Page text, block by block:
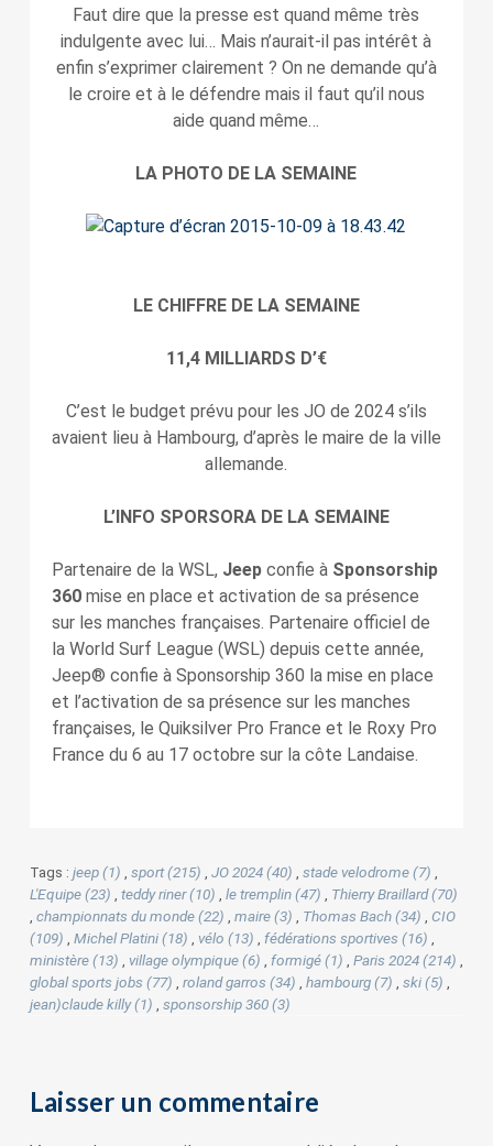
Faut dire que la presse est quand même très
indulgente avec lui… Mais n’aurait-il pas intérêt à
enfin s’exprimer clairement ? On ne demande qu’à
le croire et à le défendre mais il faut qu’il nous
aide quand même…
LA PHOTO DE LA SEMAINE
LE CHIFFRE DE LA SEMAINE
11,4 MILLIARDS D’€
C’est le budget prévu pour les JO de 2024 s’ils
avaient lieu à Hambourg, d’après le maire de la ville
allemande.
L’INFO SPORSORA DE LA SEMAINE
Partenaire de la WSL, Jeepconfie àSponsorship
360mise en place et activation de sa présence
sur les manches françaises. Partenaire officiel de
la World Surf League (WSL) depuis cette année,
Jeep® confie à Sponsorship 360 la mise en place
et l’activation de sa présence sur les manches
françaises, le Quiksilver Pro France et le Roxy Pro
France du 6 au 17 octobre sur la côte Landaise.
Tags : jeep (1) sport (215) JO 2024 (40) stade velodrome (7)
L'Equipe (23)
teddy riner (10) le tremplin (47)
Thierry Braillard (70)
championnats du monde (22) maire (3) Thomas Bach (34)
CIO
(109)
Michel Platini (18) vélo (13) fédérations sportives (16)
ministère (13)
village olympique (6) formigé (1) Paris 2024 (214)
global sports jobs (77)
roland garros (34) hambourg (7) ski (5)
jean)claude killy (1)
sponsorship 360 (3)
Laisser un commentaire